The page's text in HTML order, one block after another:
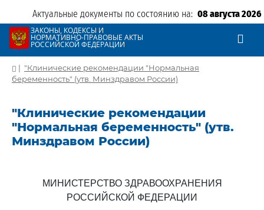
Актуальные документы по состоянию на: 08 августа 2026
ЗАКОНЫ, КОДЕКСЫ И
НОРМАТИВНО-ПРАВОВЫЕ АКТЫ
РОССИЙСКОЙ ФЕДЕРАЦИИ
| "Клинические рекомендации "Нормальная
беременность" (утв. Минздравом России)
"Клинические рекомендации
"Нормальная беременность" (утв.
Минздравом России)
МИНИСТЕРСТВО ЗДРАВООХРАНЕНИЯ
РОССИЙСКОЙ ФЕДЕРАЦИИ